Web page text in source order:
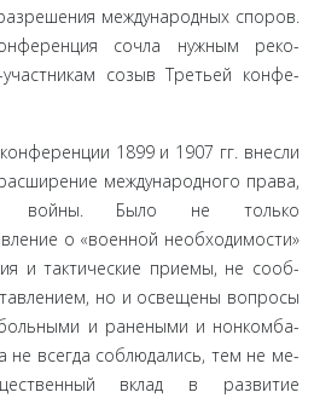
международных спо­ров.
сочла нужным реко­
участникам созыв Третьей конфе­
1899 и 1907 гг. внесли
международ­ного права,
войны. Было не только
о «военной необходимости»
и тактические приемы, не сооб­
но и освещены вопросы
и ранеными и нонкомба-
не всегда соблюдались, тем не ме­
вклад в развитие